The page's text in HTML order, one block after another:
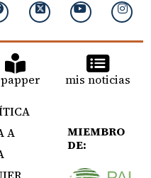
mis noticias
A
MIEMBRO
DE: